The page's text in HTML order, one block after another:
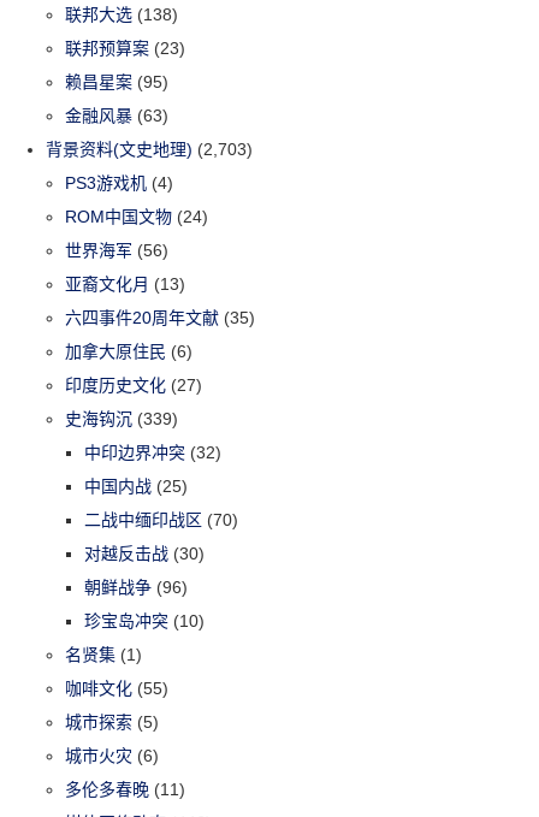
联邦大选 (138)
联邦预算案 (23)
赖昌星案 (95)
金融风暴 (63)
背景资料(文史地理) (2,703)
PS3游戏机 (4)
ROM中国文物 (24)
世界海军 (56)
亚裔文化月 (13)
六四事件20周年文献 (35)
加拿大原住民 (6)
印度历史文化 (27)
史海钩沉 (339)
中印边界冲突 (32)
中国内战 (25)
二战中缅印战区 (70)
对越反击战 (30)
朝鲜战争 (96)
珍宝岛冲突 (10)
名贤集 (1)
咖啡文化 (55)
城市探索 (5)
城市火灾 (6)
多伦多春晚 (11)